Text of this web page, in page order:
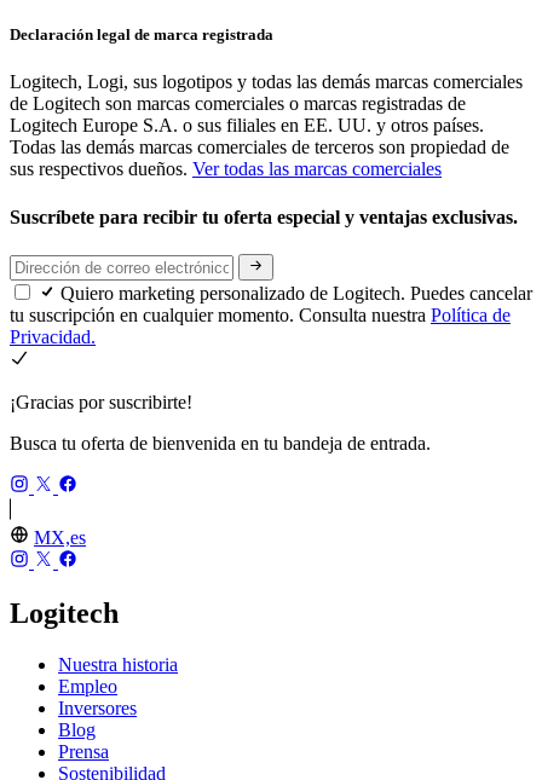
Declaración legal de marca registrada
Logitech, Logi, sus logotipos y todas las demás marcas comerciales
de Logitech son marcas comerciales o marcas registradas de
Logitech Europe S.A. o sus filiales en EE. UU. y otros países.
Todas las demás marcas comerciales de terceros son propiedad de
sus respectivos dueños. Ver todas las marcas comerciales
Suscríbete para recibir tu oferta especial y ventajas exclusivas.
Quiero marketing personalizado de Logitech. Puedes cancelar
tu suscripción en cualquier momento. Consulta nuestra Política de
Privacidad.
¡Gracias por suscribirte!
Busca tu oferta de bienvenida en tu bandeja de entrada.
MX,es
Logitech
Nuestra historia
Empleo
Inversores
Blog
Prensa
Sostenibilidad